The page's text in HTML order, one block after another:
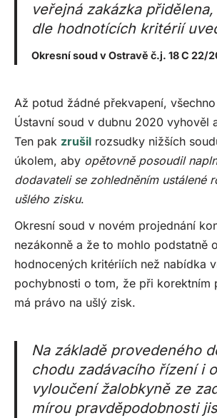
veřejná zakázka
dle hodnotících kritérií
Okresní soud v Ostravě č.j. 18 C 22/
Až potud žádné překvapení,
Ústavní soud v dubnu 2020 vyhověl
Ten pak zrušil rozsudky nižších
úkolem, aby opětovně posoudil
dodavateli se zohledněním
ušlého zisku.
Okresní soud v novém projednání
nezákonně a že to mohlo podstatně
hodnocených kritériích než nabídka
pochybnosti o tom, že při korektním
má právo na ušlý zisk.
Na základě provedeného
chodu zadávacího řízení i
vyloučení žalobkyně ze
mírou pravděpodobnosti